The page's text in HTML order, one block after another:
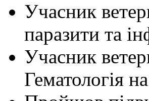
Учасник
паразити та
Учасник
Гематологія